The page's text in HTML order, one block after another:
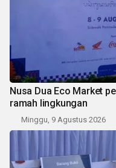
Nusa Dua Eco Market
ramah lingkungan
Minggu, 9 Agustus 2026